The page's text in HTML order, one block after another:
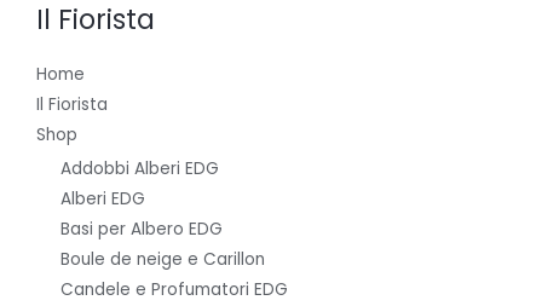
Il Fiorista
Home
Il Fiorista
Shop
Addobbi Alberi EDG
Alberi EDG
Basi per Albero EDG
Boule de neige e Carillon
Candele e Profumatori EDG